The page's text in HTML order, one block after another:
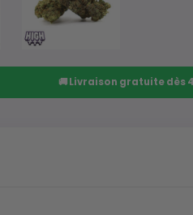
🚚 Livraison gratuite dès